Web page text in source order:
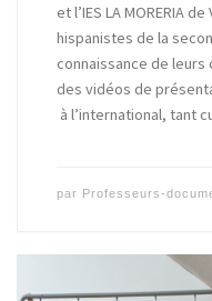
et l’IES LA MORERIA
hispanistes de la
connaissance de
des vidéos de
à l’international, tant
par Professeurs-